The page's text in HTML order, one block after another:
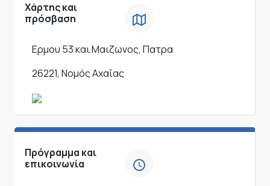
Χάρτης και
πρόσβαση
Ερμου 53 και Μαιζωνος, Πατρα
26221, Νομός Αχαΐας
Πρόγραμμα και
επικοινωνία